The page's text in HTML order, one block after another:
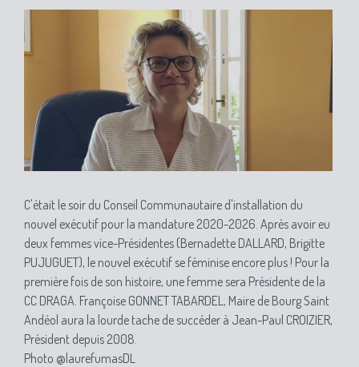
C'était le soir du Conseil Communautaire d'installation du
nouvel exécutif pour la mandature 2020-2026. Après avoir eu
deux femmes vice-Présidentes (Bernadette DALLARD, Brigitte
PUJUGUET), le nouvel exécutif se féminise encore plus ! Pour la
première fois de son histoire, une femme sera Présidente de la
CC DRAGA. Françoise GONNET TABARDEL, Maire de Bourg Saint
Andéol aura la lourde tache de succéder à Jean-Paul CROIZIER,
Président depuis 2008.
Photo @laurefumasDL